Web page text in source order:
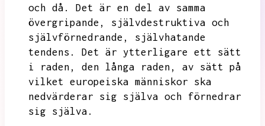
och då.
Det är en del av samma
övergripande,
självdestruktiva och
självförnedrande,
självhatande
tendens.
Det är ytterligare ett sätt
i raden,
den långa raden,
av sätt på
vilket europeiska människor ska
nedvärderar sig själva och förnedrar
sig själva.